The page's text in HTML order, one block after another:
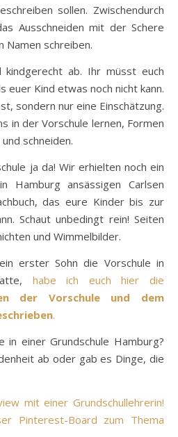
sollen. Zwischendurch
Ausschneiden mit der Schere
Namen schreiben.
ab. Ihr müsst euch
euer Kind etwas noch nicht kann.
sondern nur eine Einschätzung.
in der Vorschule lernen, Formen
schneiden.
ja da! Wir erhielten noch ein
Hamburg ansässigen Carlsen
das eure Kinder bis zur
Schaut unbedingt rein! Seiten
und Wimmelbilder.
erster Sohn die Vorschule in
habe ich euch hier die
der Vorschule und dem
.
in einer Grundschule Hamburg?
ab oder gab es Dinge, die
mit einer Grundschullehrerin!
Pinterest-Board zum Thema